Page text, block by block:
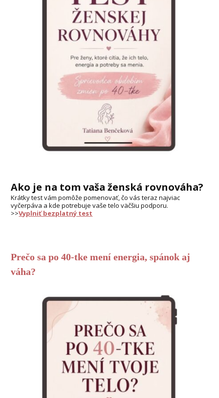
Ako je na tom vaša ženská rovnováha?
Krátky test vám pomôže pomenovať, čo vás teraz najviac
vyčerpáva a kde potrebuje vaše telo väčšiu podporu.
>>Vyplniť bezplatný test
Prečo sa po 40-tke mení energia, spánok aj
váha?